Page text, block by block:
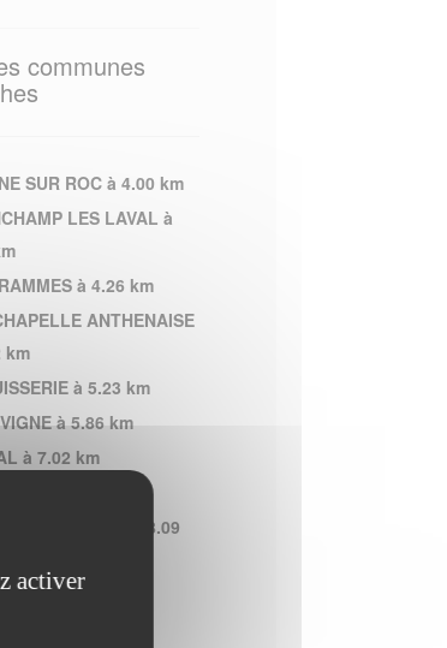
communes
SUR ROC à 4.00 km
LES LAVAL à
à 4.26 km
ANTHENAISE
km
à 5.23 km
à 5.86 km
à 7.02 km
SUR VICOIN à 8.09
activer